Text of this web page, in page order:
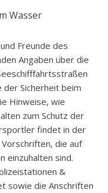
Wasser
Freunde des
Angaben über die
der Sicherheit beim
Hinweise, wie
zum Schutz der
findet in der
die auf
einzuhalten sind.
&
sowie die Anschriften